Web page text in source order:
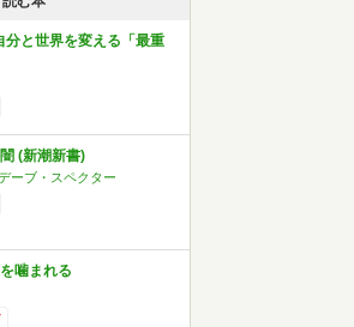
と世界を変える「最重
(新潮新書)
ーブ・スペクター
噛まれる